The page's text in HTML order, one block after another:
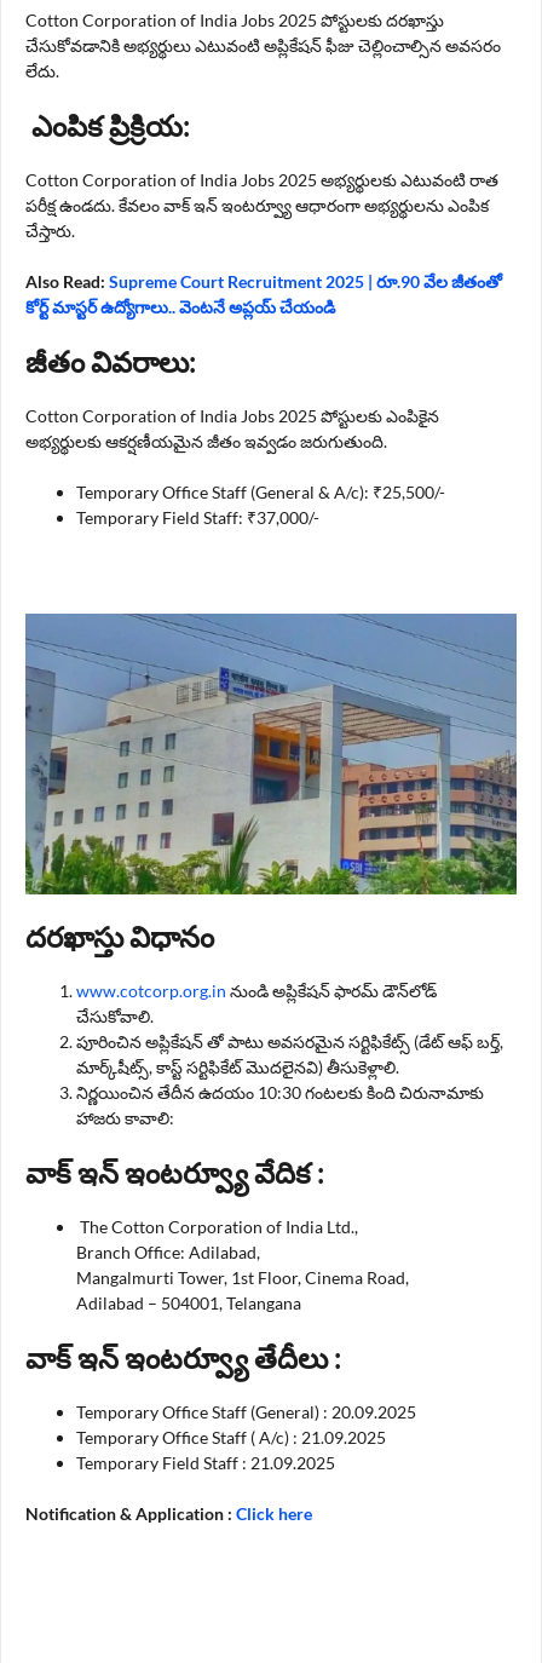
Cotton Corporation of India Jobs 2025 పోస్టులకు దరఖాస్తు
చేసుకోవడానికి అభ్యర్థులు ఎటువంటి అప్లికేషన్ ఫీజు చెల్లించాల్సిన అవసరం
లేదు.
ఎంపిక ప్రిక్రియ:
Cotton Corporation of India Jobs 2025 అభ్యర్థులకు ఎటువంటి రాత
పరీక్ష ఉండదు. కేవలం వాక్ ఇన్ ఇంటర్వ్యూ ఆధారంగా అభ్యర్థులను ఎంపిక
చేస్తారు.
Also Read: Supreme Court Recruitment 2025 | రూ.90 వేల జీతంతో
కోర్ట్ మాస్టర్ ఉద్యోగాలు.. వెంటనే అప్లయ్ చేయండి
జీతం వివరాలు:
Cotton Corporation of India Jobs 2025 పోస్టులకు ఎంపికైన
అభ్యర్థులకు ఆకర్షణీయమైన జీతం ఇవ్వడం జరుగుతుంది.
Temporary Office Staff (General & A/c): ₹25,500/-
Temporary Field Staff: ₹37,000/-
దరఖాస్తు విధానం
www.cotcorp.org.in నుండి అప్లికేషన్ ఫారమ్ డౌన్‌లోడ్
చేసుకోవాలి.
పూరించిన అప్లికేషన్ తో పాటు అవసరమైన సర్టిఫికేట్స్ (డేట్ ఆఫ్ బర్త్,
మార్క్‌షీట్స్, కాస్ట్ సర్టిఫికేట్ మొదలైనవి) తీసుకెళ్లాలి.
నిర్ణయించిన తేదీన ఉదయం 10:30 గంటలకు కింది చిరునామాకు
హాజరు కావాలి:
వాక్ ఇన్ ఇంటర్వ్యూ వేదిక :
The Cotton Corporation of India Ltd.,
Branch Office: Adilabad,
Mangalmurti Tower, 1st Floor, Cinema Road,
Adilabad – 504001, Telangana
వాక్ ఇన్ ఇంటర్వ్యూ తేదీలు :
Temporary Office Staff (General) : 20.09.2025
Temporary Office Staff ( A/c) : 21.09.2025
Temporary Field Staff : 21.09.2025
Notification & Application : Click here